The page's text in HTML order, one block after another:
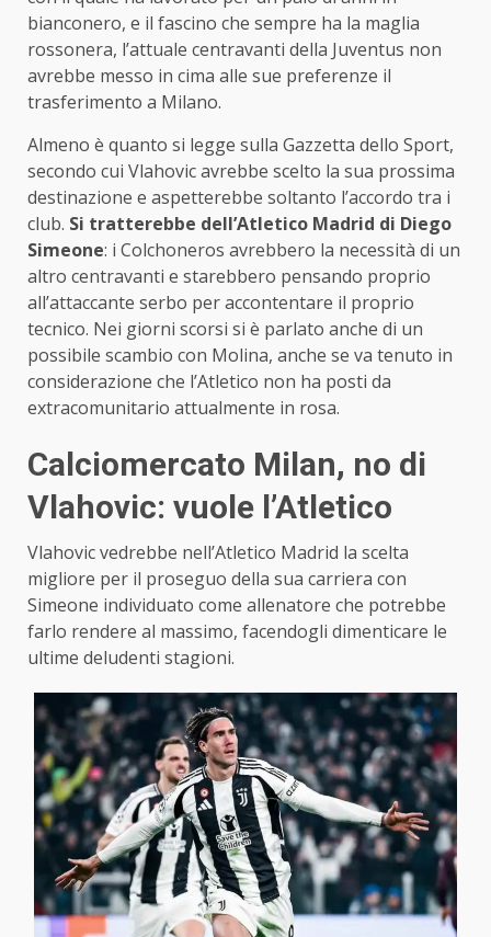
bianconero, e il fascino che sempre ha la maglia
rossonera, l’attuale centravanti della Juventus non
avrebbe messo in cima alle sue preferenze il
trasferimento a Milano.
Almeno è quanto si legge sulla Gazzetta dello Sport,
secondo cui Vlahovic avrebbe scelto la sua prossima
destinazione e aspetterebbe soltanto l’accordo tra i
club. Si tratterebbe dell’Atletico Madrid di Diego
Simeone: i Colchoneros avrebbero la necessità di un
altro centravanti e starebbero pensando proprio
all’attaccante serbo per accontentare il proprio
tecnico. Nei giorni scorsi si è parlato anche di un
possibile scambio con Molina, anche se va tenuto in
considerazione che l’Atletico non ha posti da
extracomunitario attualmente in rosa.
Calciomercato Milan, no di
Vlahovic: vuole l’Atletico
Vlahovic vedrebbe nell’Atletico Madrid la scelta
migliore per il proseguo della sua carriera con
Simeone individuato come allenatore che potrebbe
farlo rendere al massimo, facendogli dimenticare le
ultime deludenti stagioni.